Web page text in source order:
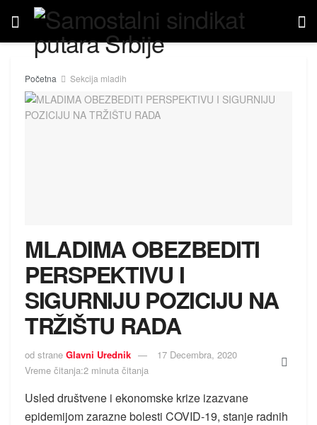
Početna Sekcija mladih
MLADIMA OBEZBEDITI
PERSPEKTIVU I
SIGURNIJU POZICIJU NA
TRŽIŠTU RADA
od strane Glavni Urednik
17 Decembra, 2020
Vreme čitanja:2 minuta čitanja
Usled društvene i ekonomske krize izazvane
epidemijom zarazne bolesti COVID-19, stanje radnih